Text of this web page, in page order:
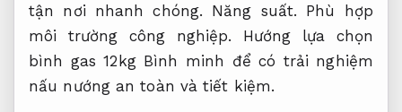
tận nơi nhanh chóng. Năng suất. Phù hợp
môi trường công nghiệp. Hướng lựa chọn
bình gas 12kg Bình minh để có trải nghiệm
nấu nướng an toàn và tiết kiệm.